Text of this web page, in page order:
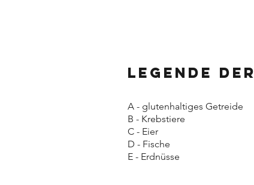
Legende
A - glutenhaltiges Getreide
B - Krebstiere
C - Eier
D - Fische
E - Erdnüsse